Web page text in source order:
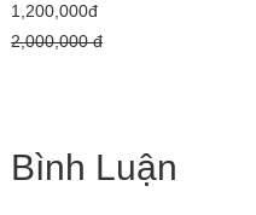
1,200,000đ
2,000,000 đ
Bình Luận